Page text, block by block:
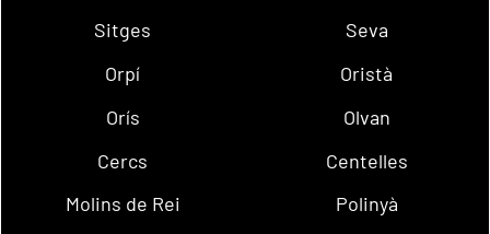
Sitges
Seva
Orpí
Oristà
Orís
Olvan
Cercs
Centelles
Molins de Rei
Polinyà